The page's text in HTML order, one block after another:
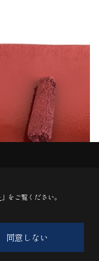
耐久性が高い。
」をご覧ください。
同意しない